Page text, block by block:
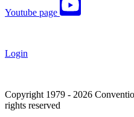
Youtube page
Login
Copyright 1979 - 2026
rights reserved